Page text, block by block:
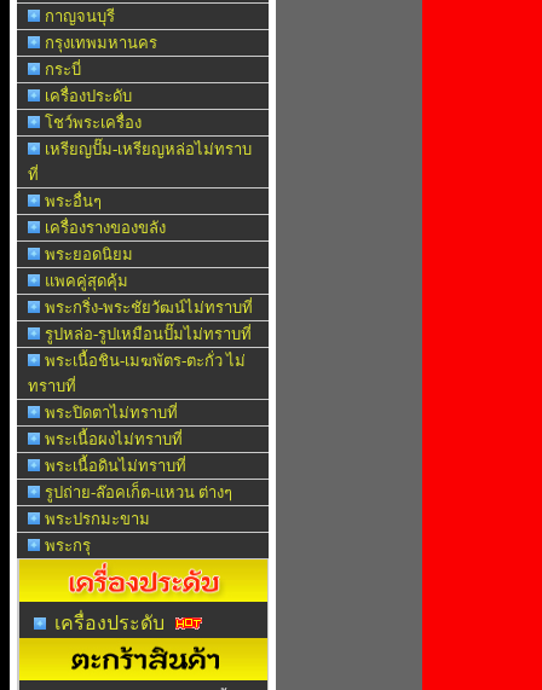
กาญจนบุรี
กรุงเทพมหานคร
กระบี่
เครื่องประดับ
โชว์พระเครื่อง
เหรียญปั๊ม-เหรียญหล่อไม่ทราบ
ที่
พระอื่นๆ
เครื่องรางของขลัง
พระยอดนิยม
แพคคู่สุดคุ้ม
พระกริ่ง-พระชัยวัฒน์ไม่ทราบที่
รูปหล่อ-รูปเหมือนปั๊มไม่ทราบที่
พระเนื้อชิน-เมฆพัตร-ตะกั่ว ไม่
ทราบที่
พระปิดตาไม่ทราบที่
พระเนื้อผงไม่ทราบที่
พระเนื้อดินไม่ทราบที่
รูปถ่าย-ล๊อคเก็ต-แหวน ต่างๆ
พระปรกมะขาม
พระกรุ
เครื่องประดับ